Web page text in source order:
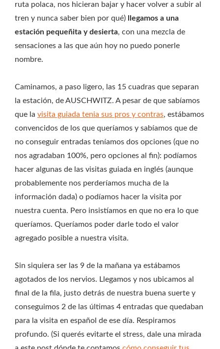
ruta polaca, nos hicieran bajar y hacer volver a subir al
tren y nunca saber bien por qué) llegamos a una
estación pequeñita y desierta, con una mezcla de
sensaciones a las que aún hoy no puedo ponerle
nombre.
Caminamos, a paso ligero, las 15 cuadras que separan
la estación, de AUSCHWITZ. A pesar de que sabíamos
que la visita guiada tenia sus pros y contras, estábamos
convencidos de los que queríamos y sabíamos que de
no conseguir entradas teníamos dos opciones (que no
nos agradaban 100%, pero opciones al fin): podíamos
hacer algunas de las visitas guiada en inglés (aunque
probablemente nos perderíamos mucha de la
información dada) o podíamos hacer la visita por
nuestra cuenta. Pero insistíamos en que no era lo que
queríamos. Queríamos poder darle todo el valor
agregado posible a nuestra visita.
Sin siquiera ser las 9 de la mañana ya estábamos
agotados de los nervios. Llegamos y nos ubicamos al
final de la fila, justo detrás de nuestra buena suerte y
conseguimos 2 de las últimas 4 entradas que quedaban
para la visita en español de ese día. Respiramos
profundo. (Si querés evitarte el stress, dale una mirada